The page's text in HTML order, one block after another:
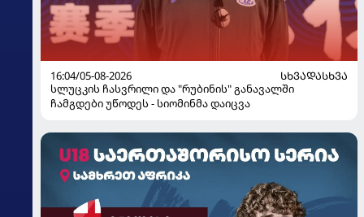
16:04/05-08-2026
ᲡᲮᲕᲐᲓᲐᲡᲮᲕᲐ
სლუცკის ჩასვრილი და "რუბინის" განავალში
ჩამგდები უწოდეს - სიომინმა დაიცვა